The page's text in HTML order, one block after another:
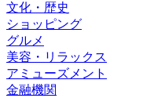
文化・歴史
ショッピング
グルメ
美容・リラックス
アミューズメント
金融機関